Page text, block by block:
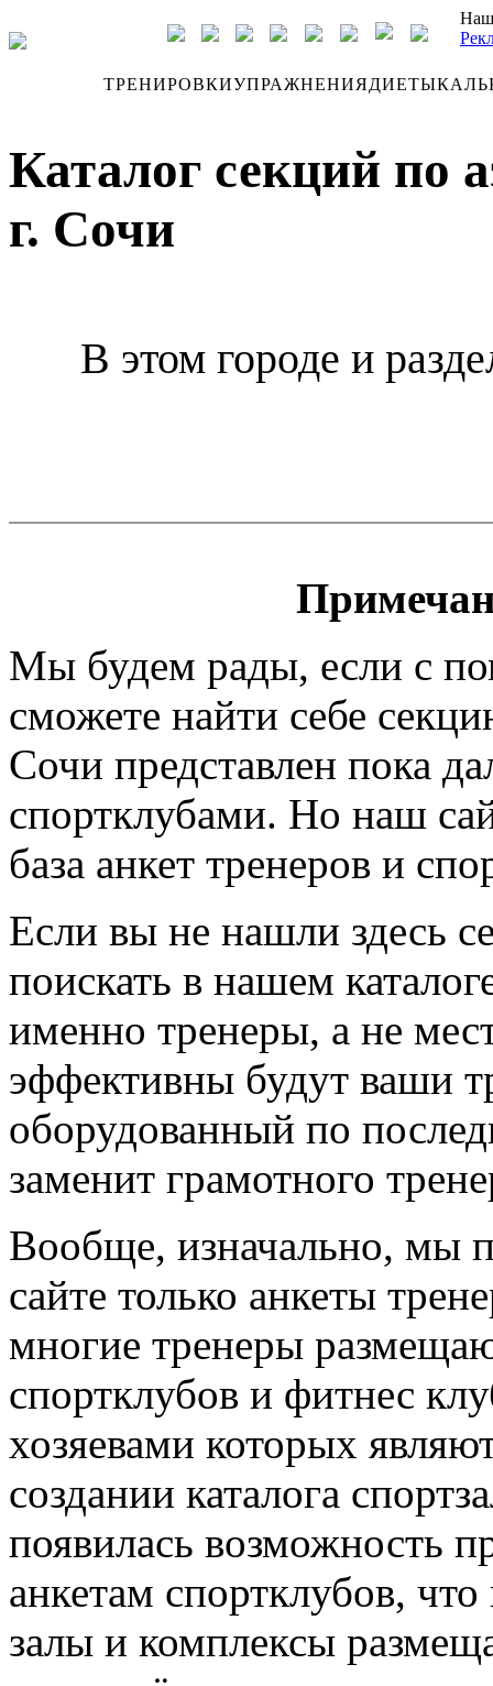
ТРЕНИРОВКИУПРАЖНЕНИЯДИЕТЫ
Каталог секций по
г. Сочи
В этом городе и
Мы будем рады, если с
сможете найти себе
Сочи представлен пока
спортклубами. Но наш
база анкет тренеров и
Если вы не нашли здесь
поискать в нашем
именно тренеры, а не
эффективны будут ваши
оборудованный по
заменит грамотного
Вообще, изначально, мы
сайте только анкеты
многие тренеры
спортклубов и фитнес
хозяевами которых
создании каталога
появилась возможность
анкетам спортклубов,
залы и комплексы